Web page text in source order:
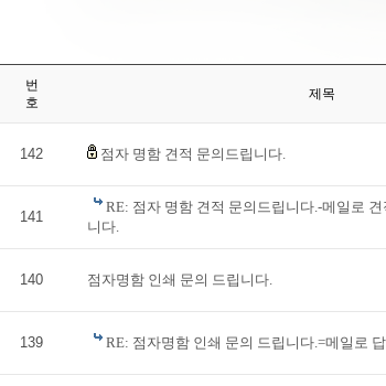
번
호
제목
142 점자 명함 견적 문의드립니다.
141
RE: 점자 명함 견적 문의드립니다.-메일로
니다.
140 점자명함 인쇄 문의 드립니다.
139 RE: 점자명함 인쇄 문의 드립니다.=메일로